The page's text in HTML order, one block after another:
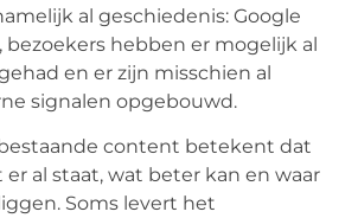
al geschiedenis: Google
bezoekers hebben er mogelijk al
en er zijn misschien al
signalen opgebouwd.
content betekent dat
er al staat, wat beter kan en waar
Soms levert het